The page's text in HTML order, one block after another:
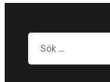
Sök
efter: